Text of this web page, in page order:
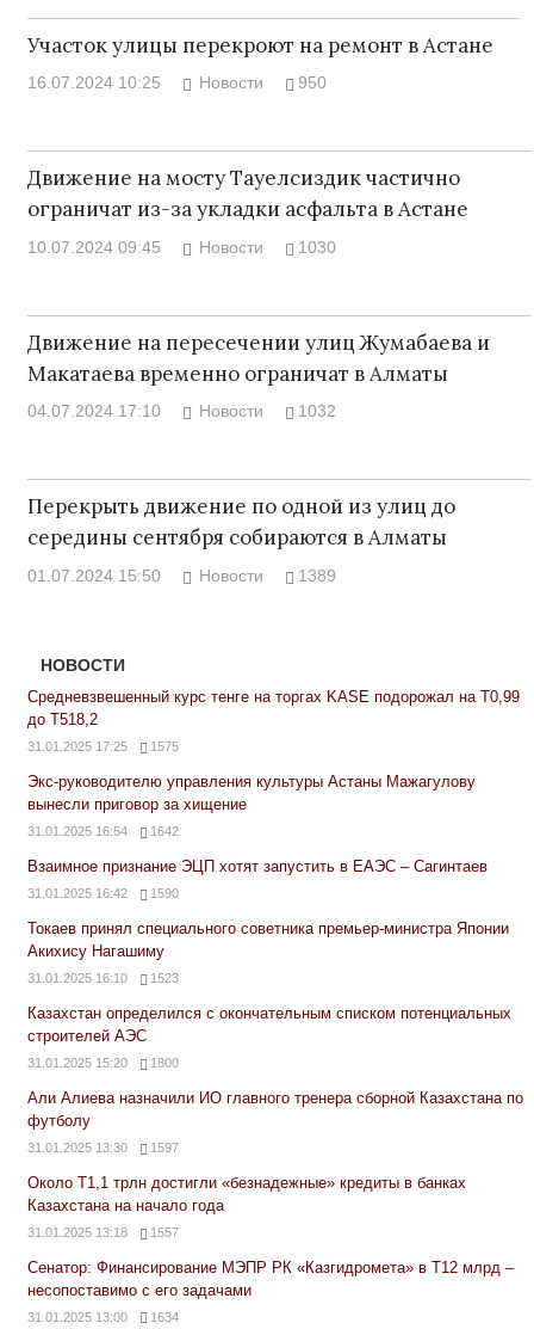
Участок улицы перекроют на ремонт в Астане
16.07.2024 10:25 Новости 950
Движение на мосту Тауелсиздик частично
ограничат из-за укладки асфальта в Астане
10.07.2024 09:45 Новости 1030
Движение на пересечении улиц Жумабаева и
Макатаева временно ограничат в Алматы
04.07.2024 17:10 Новости 1032
Перекрыть движение по одной из улиц до
середины сентября собираются в Алматы
01.07.2024 15:50 Новости 1389
НОВОСТИ
Средневзвешенный курс тенге на торгах KASE подорожал на Т0,99
до Т518,2
31.01.2025 17:25 1575
Экс-руководителю управления культуры Астаны Мажагулову
вынесли приговор за хищение
31.01.2025 16:54 1642
Взаимное признание ЭЦП хотят запустить в ЕАЭС – Сагинтаев
31.01.2025 16:42 1590
Токаев принял специального советника премьер-министра Японии
Акихису Нагашиму
31.01.2025 16:10 1523
Казахстан определился с окончательным списком потенциальных
строителей АЭС
31.01.2025 15:20 1800
Али Алиева назначили ИО главного тренера сборной Казахстана по
футболу
31.01.2025 13:30 1597
Около Т1,1 трлн достигли «безнадежные» кредиты в банках
Казахстана на начало года
31.01.2025 13:18 1557
Сенатор: Финансирование МЭПР РК «Казгидромета» в Т12 млрд –
несопоставимо с его задачами
31.01.2025 13:00 1634